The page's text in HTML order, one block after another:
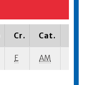
Cr. Cat.
E AM